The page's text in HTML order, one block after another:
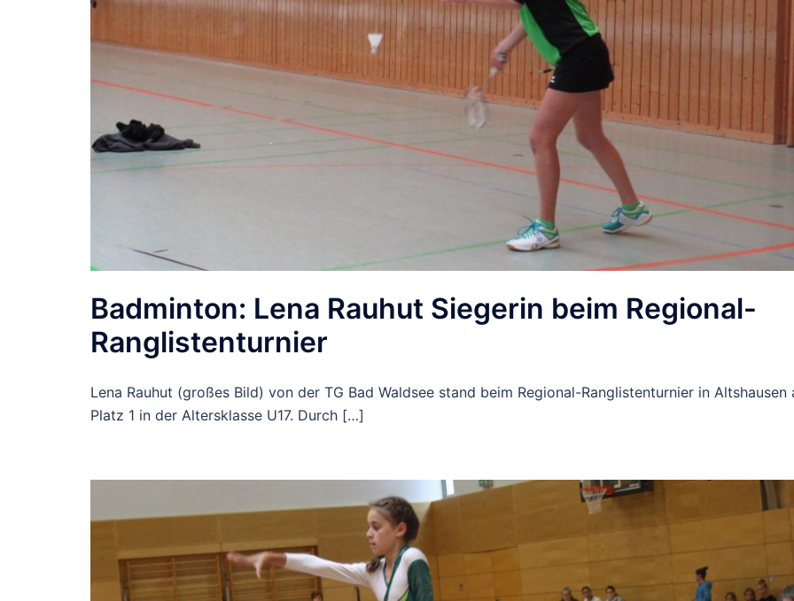
Badminton: Lena Rauhut Siegerin beim Regional-
Ranglistenturnier
Lena Rauhut (großes Bild) von der TG Bad Waldsee stand beim Regional-Ranglistenturnier in Altshausen
Platz 1 in der Altersklasse U17. Durch […]